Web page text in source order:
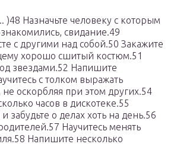
)48 Назначьте человеку с которым
свидание.49
с другими над собой.50 Закажите
хорошо сшитый костюм.51
звездами.52 Напишите
с толком выражать
не оскорбляя при этом других.54
часов в дискотеке.55
забудьте о делах хоть на день.56
Научитесь менять
Напишите несколько